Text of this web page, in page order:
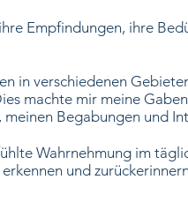
Empfindungen, ihre
in verschiedenen
machte mir meine
Begabungen und
Wahrnehmung im
und